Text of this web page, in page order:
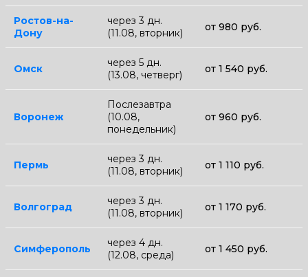
Ростов-на-
Дону
через 3 дн.
(11.08, вторник)
от 980 руб.
Омск
через 5 дн.
(13.08, четверг)
от 1 540 руб.
Воронеж
Послезавтра
(10.08,
понедельник)
от 960 руб.
Пермь
через 3 дн.
(11.08, вторник)
от 1 110 руб.
Волгоград
через 3 дн.
(11.08, вторник)
от 1 170 руб.
Симферополь
через 4 дн.
(12.08, среда)
от 1 450 руб.